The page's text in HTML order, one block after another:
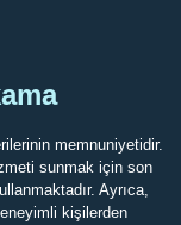
memnuniyetidir.
sunmak için son
Ayrıca,
kişilerden